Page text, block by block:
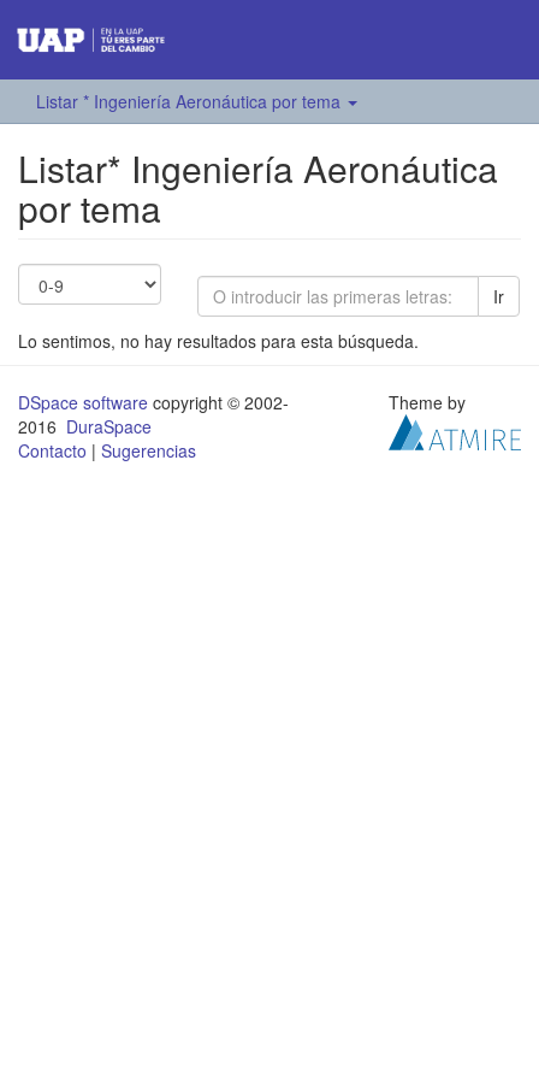
Listar * Ingeniería Aeronáutica por tema
Listar* Ingeniería Aeronáutica
por tema
Ir
Lo sentimos, no hay resultados para esta búsqueda.
DSpace software copyright © 2002-
2016 DuraSpace
Contacto | Sugerencias
Theme by